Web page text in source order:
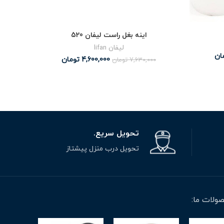
اینه بغل راست لیفان 520
لیفان lifan
7,630,000 تومان 4,600,000 تومان
تحویل سریع.
تحویل درب منزل پیشتاز
ما: